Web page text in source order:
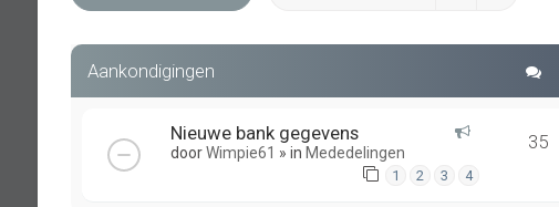
Aankondigingen
Nieuwe bank gegevens
doorWimpie61 » in Mededelingen
1 2 3 4
35